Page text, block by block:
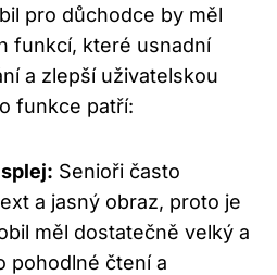
pro důchodce by měl
funkcí, které usnadní
a zlepší uživatelskou
funkce patří:
Senioři často
a jasný obraz, proto je
měl dostatečně velký a
pohodlné čtení a